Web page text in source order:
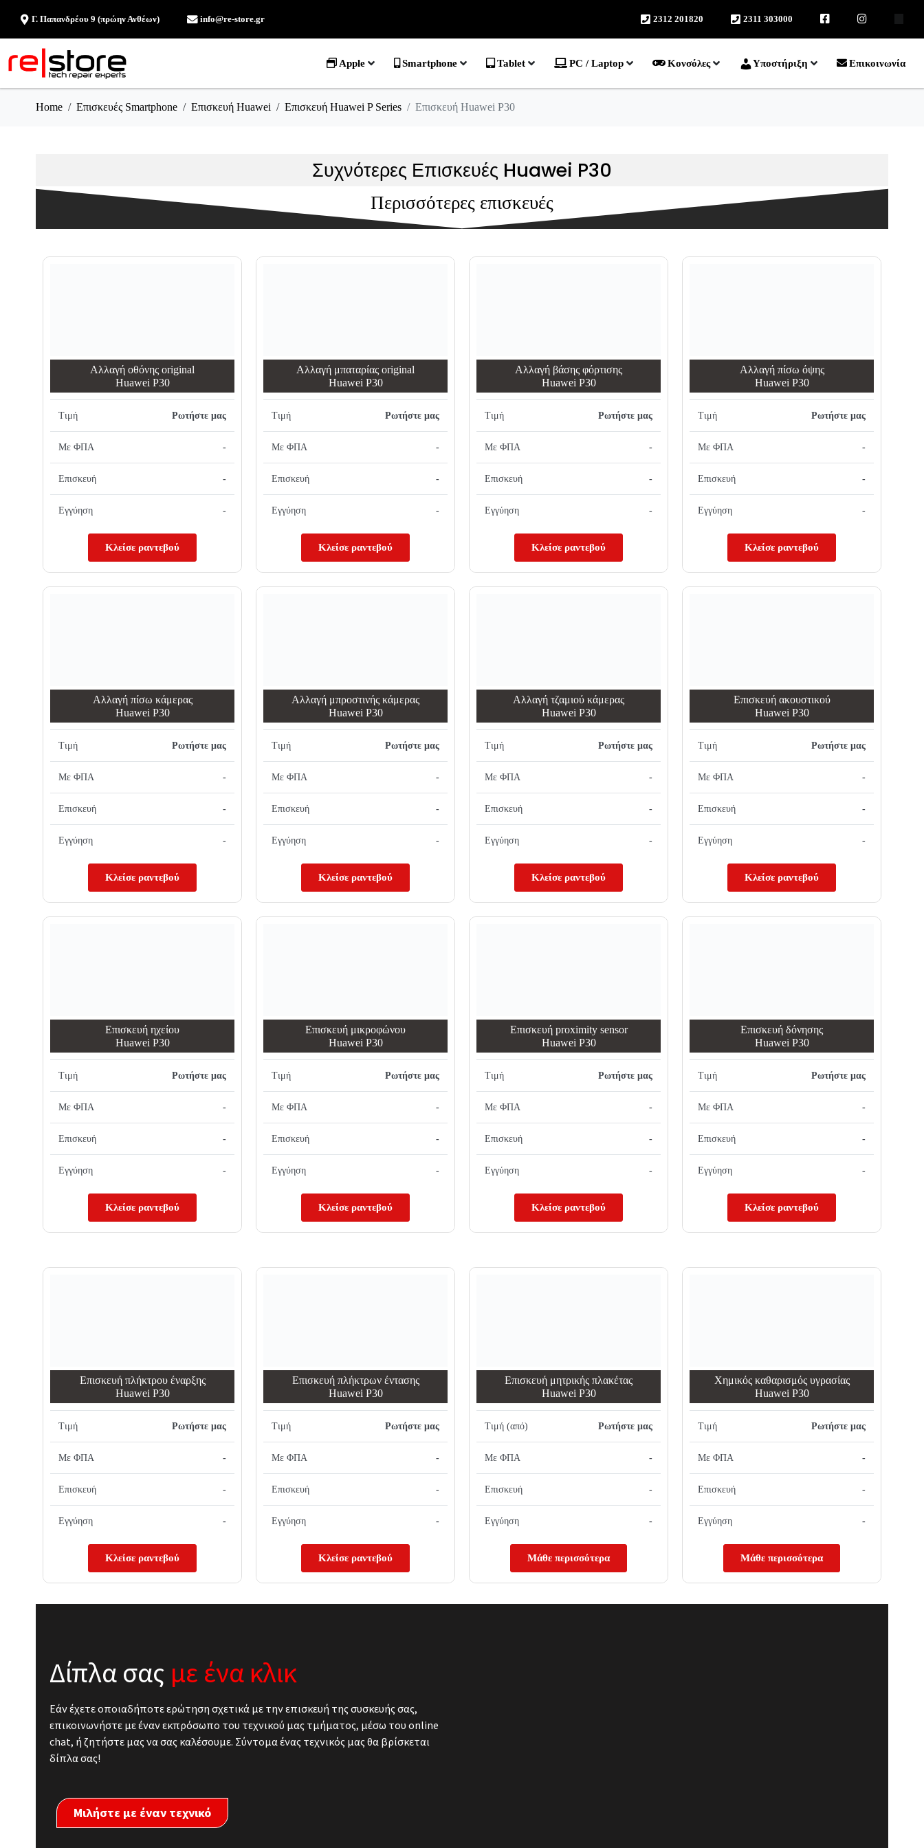
Γ. Παπανδρέου 9 (πρώην Ανθέων) info@re-store.gr 2312 201820 2311 303000 facebook instagram
Apple Smartphone Tablet PC / Laptop Κονσόλες Υποστήριξη Επικοινωνία
Home Επισκευές Smartphone Επισκευή Huawei Επισκευή Huawei P Series Επισκευή Huawei P30
Συχνότερες Επισκευές Huawei P30
Περισσότερες επισκευές
Αλλαγή oθόνης οriginal
Huawei P30
Τιμή Ρωτήστε μας
Με ΦΠΑ -
Επισκευή -
Εγγύηση -
Κλείσε ραντεβού
Αλλαγή μπαταρίας original
Huawei P30
Τιμή Ρωτήστε μας
Με ΦΠΑ -
Επισκευή -
Εγγύηση -
Κλείσε ραντεβού
Αλλαγή βάσης φόρτισης
Huawei P30
Τιμή Ρωτήστε μας
Με ΦΠΑ -
Επισκευή -
Εγγύηση -
Κλείσε ραντεβού
Αλλαγή πίσω όψης
Huawei P30
Τιμή Ρωτήστε μας
Με ΦΠΑ -
Επισκευή -
Εγγύηση -
Κλείσε ραντεβού
Αλλαγή πίσω κάμερας
Huawei P30
Τιμή Ρωτήστε μας
Με ΦΠΑ -
Επισκευή -
Εγγύηση -
Κλείσε ραντεβού
Αλλαγή μπροστινής κάμερας
Huawei P30
Τιμή Ρωτήστε μας
Με ΦΠΑ -
Επισκευή -
Εγγύηση -
Κλείσε ραντεβού
Αλλαγή τζαμιού κάμερας
Huawei P30
Τιμή Ρωτήστε μας
Με ΦΠΑ -
Επισκευή -
Εγγύηση -
Κλείσε ραντεβού
Επισκευή ακουστικού
Huawei P30
Τιμή Ρωτήστε μας
Με ΦΠΑ -
Επισκευή -
Εγγύηση -
Κλείσε ραντεβού
Επισκευή ηχείου
Huawei P30
Τιμή Ρωτήστε μας
Με ΦΠΑ -
Επισκευή -
Εγγύηση -
Κλείσε ραντεβού
Επισκευή μικροφώνου
Huawei P30
Τιμή Ρωτήστε μας
Με ΦΠΑ -
Επισκευή -
Εγγύηση -
Κλείσε ραντεβού
Επισκευή proximity sensor
Huawei P30
Τιμή Ρωτήστε μας
Με ΦΠΑ -
Επισκευή -
Εγγύηση -
Κλείσε ραντεβού
Επισκευή δόνησης
Huawei P30
Τιμή Ρωτήστε μας
Με ΦΠΑ -
Επισκευή -
Εγγύηση -
Κλείσε ραντεβού
Επισκευή πλήκτρου έναρξης
Huawei P30
Τιμή Ρωτήστε μας
Με ΦΠΑ -
Επισκευή -
Εγγύηση -
Κλείσε ραντεβού
Επισκευή πλήκτρων έντασης
Huawei P30
Τιμή Ρωτήστε μας
Με ΦΠΑ -
Επισκευή -
Εγγύηση -
Κλείσε ραντεβού
Επισκευή μητρικής πλακέτας
Huawei P30
Τιμή (από) Ρωτήστε μας
Με ΦΠΑ -
Επισκευή -
Εγγύηση -
Μάθε περισσότερα
Χημικός καθαρισμός υγρασίας
Huawei P30
Τιμή Ρωτήστε μας
Με ΦΠΑ -
Επισκευή -
Εγγύηση -
Μάθε περισσότερα
Δίπλα σας με ένα κλικ
Εάν έχετε οποιαδήποτε ερώτηση σχετικά με την επισκευή της συσκευής σας,
επικοινωνήστε με έναν εκπρόσωπο του τεχνικού μας τμήματος, μέσω του online
chat, ή ζητήστε μας να σας καλέσουμε. Σύντομα ένας τεχνικός μας θα βρίσκεται
δίπλα σας!
Μιλήστε με έναν τεχνικό